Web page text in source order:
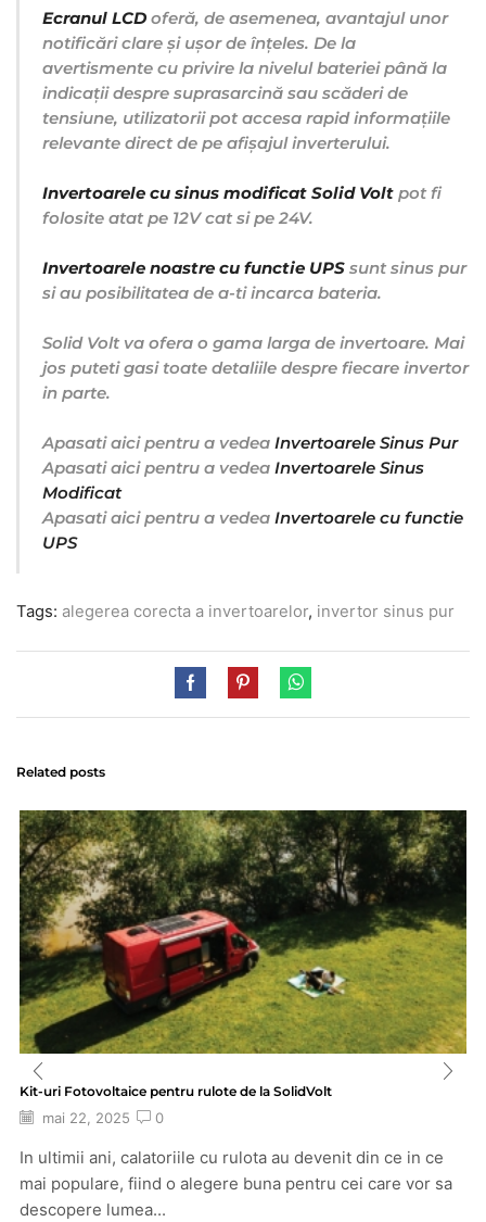
Ecranul LCD oferă, de asemenea, avantajul unor
notificări clare și ușor de înțeles. De la
avertismente cu privire la nivelul bateriei până la
indicații despre suprasarcină sau scăderi de
tensiune, utilizatorii pot accesa rapid informațiile
relevante direct de pe afișajul inverterului.
Invertoarele cu sinus modificat Solid Volt pot fi
folosite atat pe 12V cat si pe 24V.
Invertoarele noastre cu functie UPS sunt sinus pur
si au posibilitatea de a-ti incarca bateria.
Solid Volt va ofera o gama larga de invertoare. Mai
jos puteti gasi toate detaliile despre fiecare invertor
in parte.
Apasati aici pentru a vedea Invertoarele Sinus Pur
Apasati aici pentru a vedea Invertoarele Sinus
Modificat
Apasati aici pentru a vedea Invertoarele cu functie
UPS
Tags: alegerea corecta a invertoarelor, invertor sinus pur
Related posts
Kit-uri Fotovoltaice pentru rulote de la SolidVolt
mai 22, 2025 0
In ultimii ani, calatoriile cu rulota au devenit din ce in ce
mai populare, fiind o alegere buna pentru cei care vor sa
descopere lumea...